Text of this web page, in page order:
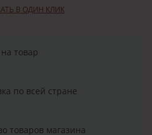
В ОДИН КЛИК
товар
по всей стране
товаров магазина